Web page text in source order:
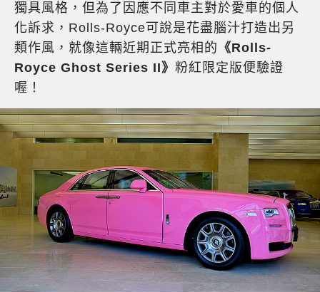
獨具風格，但為了因應不同車主對於愛車的個人
化訴求，Rolls-Royce可說是花盡腦汁打造出另
類作風，就像這輛近期正式亮相的 《Rolls-
Royce Ghost Series II》 粉紅限定版便驗證
喔！